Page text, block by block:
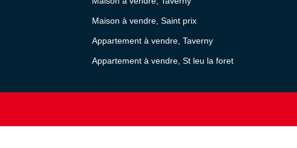
Maison à vendre, Saint prix
Appartement à vendre, Taverny
Appartement à vendre, St leu la foret